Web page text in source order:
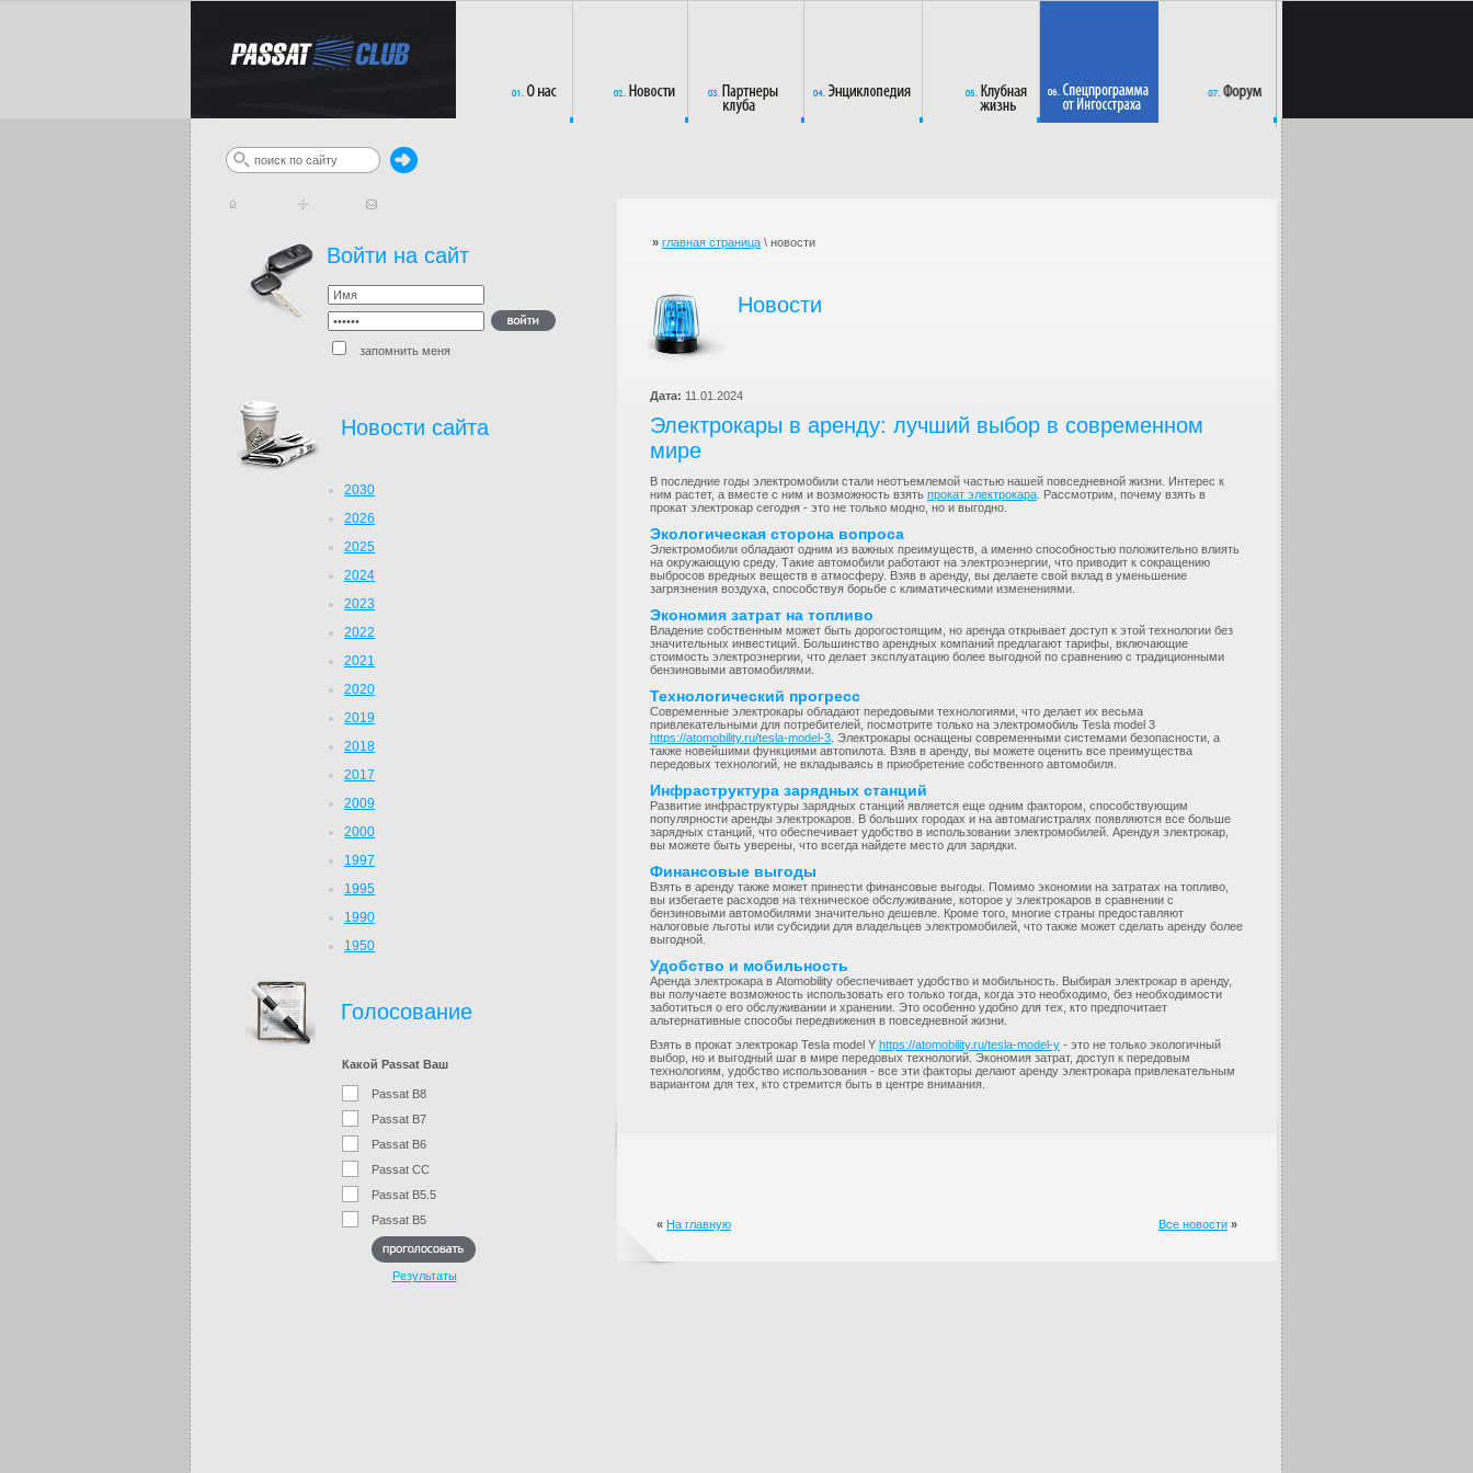
Войти на сайт
запомнить меня
Новости сайта
2030
2026
2025
2024
2023
2022
2021
2020
2019
2018
2017
2009
2000
1997
1995
1990
1950
Голосование
Какой Passat Ваш
Passat B8
Passat B7
Passat B6
Passat CC
Passat B5.5
Passat B5
Результаты
» главная страница \ новости
Новости
Дата: 11.01.2024
Электрокары в аренду: лучший выбор в современном
мире
В последние годы электромобили стали неотъемлемой частью нашей повседневной жизни. Интерес к
ним растет, а вместе с ним и возможность взять прокат электрокара . Рассмотрим, почему взять в
прокат электрокар сегодня - это не только модно, но и выгодно.
Экологическая сторона вопроса
Электромобили обладают одним из важных преимуществ, а именно способностью положительно влиять
на окружающую среду. Такие автомобили работают на электроэнергии, что приводит к сокращению
выбросов вредных веществ в атмосферу. Взяв в аренду, вы делаете свой вклад в уменьшение
загрязнения воздуха, способствуя борьбе с климатическими изменениями.
Экономия затрат на топливо
Владение собственным может быть дорогостоящим, но аренда открывает доступ к этой технологии без
значительных инвестиций. Большинство арендных компаний предлагают тарифы, включающие
стоимость электроэнергии, что делает эксплуатацию более выгодной по сравнению с традиционными
бензиновыми автомобилями.
Технологический прогресс
Современные электрокары обладают передовыми технологиями, что делает их весьма
привлекательными для потребителей, посмотрите только на электромобиль Tesla model 3
https://atomobility.ru/tesla-model-3 . Электрокары оснащены современными системами безопасности, а
также новейшими функциями автопилота. Взяв в аренду, вы можете оценить все преимущества
передовых технологий, не вкладываясь в приобретение собственного автомобиля.
Инфраструктура зарядных станций
Развитие инфраструктуры зарядных станций является еще одним фактором, способствующим
популярности аренды электрокаров. В больших городах и на автомагистралях появляются все больше
зарядных станций, что обеспечивает удобство в использовании электромобилей. Арендуя электрокар,
вы можете быть уверены, что всегда найдете место для зарядки.
Финансовые выгоды
Взять в аренду также может принести финансовые выгоды. Помимо экономии на затратах на топливо,
вы избегаете расходов на техническое обслуживание, которое у электрокаров в сравнении с
бензиновыми автомобилями значительно дешевле. Кроме того, многие страны предоставляют
налоговые льготы или субсидии для владельцев электромобилей, что также может сделать аренду более
выгодной.
Удобство и мобильность
Аренда электрокара в Atomobility обеспечивает удобство и мобильность. Выбирая электрокар в аренду,
вы получаете возможность использовать его только тогда, когда это необходимо, без необходимости
заботиться о его обслуживании и хранении. Это особенно удобно для тех, кто предпочитает
альтернативные способы передвижения в повседневной жизни.
Взять в прокат электрокар Tesla model Y https://atomobility.ru/tesla-model-y - это не только экологичный
выбор, но и выгодный шаг в мире передовых технологий. Экономия затрат, доступ к передовым
технологиям, удобство использования - все эти факторы делают аренду электрокара привлекательным
вариантом для тех, кто стремится быть в центре внимания.
« На главную Все новости »